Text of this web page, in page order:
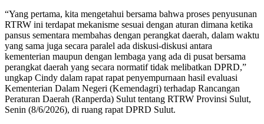
“Yang pertama, kita mengetahui bersama bahwa proses penyusunan
RTRW ini terdapat mekanisme sesuai dengan aturan dimana ketika
pansus sementara membahas dengan perangkat daerah, dalam waktu
yang sama juga secara paralel ada diskusi-diskusi antara
kementerian maupun dengan lembaga yang ada di pusat bersama
perangkat daerah yang secara normatif tidak melibatkan DPRD,”
ungkap Cindy dalam rapat rapat penyempurnaan hasil evaluasi
Kementerian Dalam Negeri (Kemendagri) terhadap Rancangan
Peraturan Daerah (Ranperda) Sulut tentang RTRW Provinsi Sulut,
Senin (8/6/2026), di ruang rapat DPRD Sulut.